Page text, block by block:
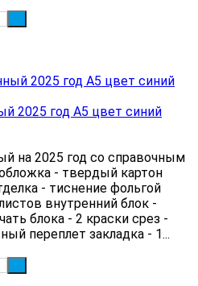
2025 год А5 цвет синий
на 2025 год со справочным
- твердый картон
- тиснение фольгой
внутренний блок -
блока - 2 краски срез -
переплет закладка - 1...